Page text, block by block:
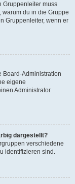
Gruppenleiter muss
du in die Gruppe
Gruppenleiter, wenn er
Board-Administration
eigene
Administrator
dargestellt?
verschiedene
identifizieren sind.